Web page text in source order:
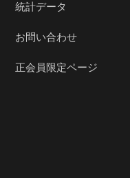
統計データ
お問い合わせ
正会員限定ページ